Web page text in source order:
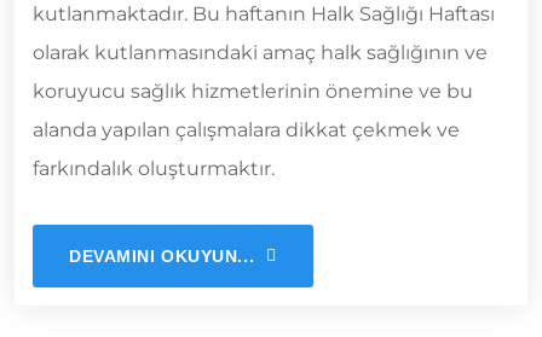
kutlanmaktadır. Bu haftanın Halk Sağlığı Haftası
olarak kutlanmasındaki amaç halk sağlığının ve
koruyucu sağlık hizmetlerinin önemine ve bu
alanda yapılan çalışmalara dikkat çekmek ve
farkındalık oluşturmaktır.
DEVAMINI OKUYUN...